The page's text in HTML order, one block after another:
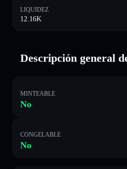
LIQUIDEZ
12.16K
Descripción general
MINTEABLE
No
CONGELABLE
No